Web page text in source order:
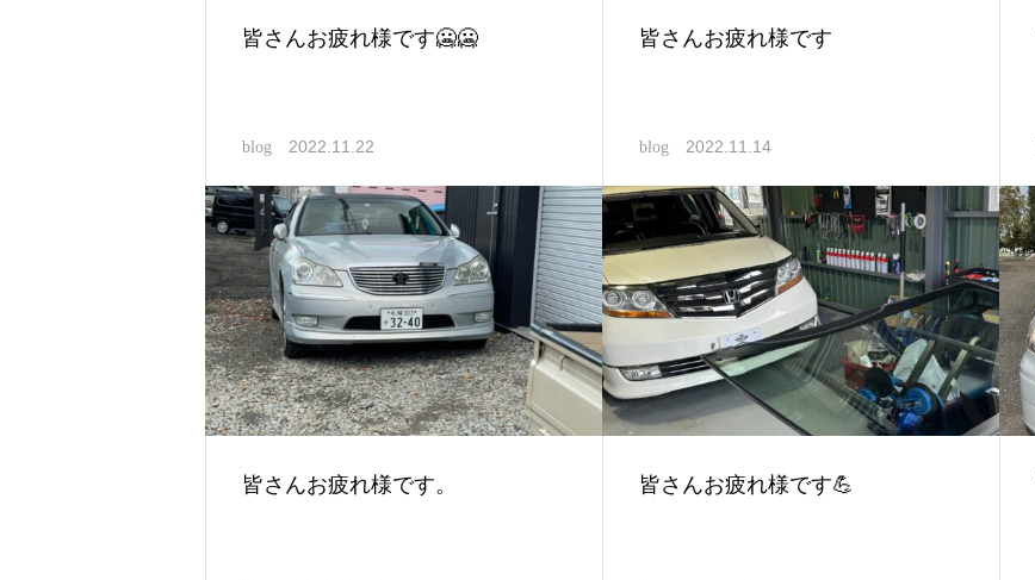
皆さんお疲れ様です🥶🥶
blog 2022.11.22
皆さんお疲れ様です
blog 2022.11.14
皆さんお疲れ様です。 皆さんお疲れ様です💪